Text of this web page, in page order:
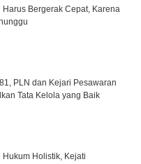
Bergerak Cepat, Karena
PLN dan Kejari Pesawaran
Tata Kelola yang Baik
Holistik, Kejati